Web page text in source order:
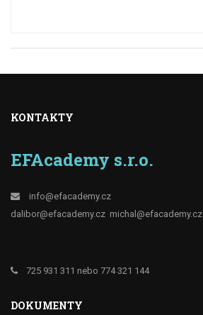
KONTAKTY
EFAcademy s.r.o.
info@efacademy.cz
dalibor@efacademy.cz michal@efacademy.cz
725 931 311 nebo 774 321 144
DOKUMENTY